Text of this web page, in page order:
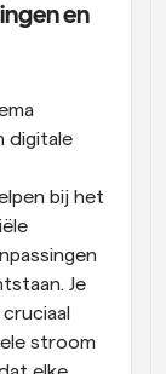
en
digitale
bij het
Je
stroom